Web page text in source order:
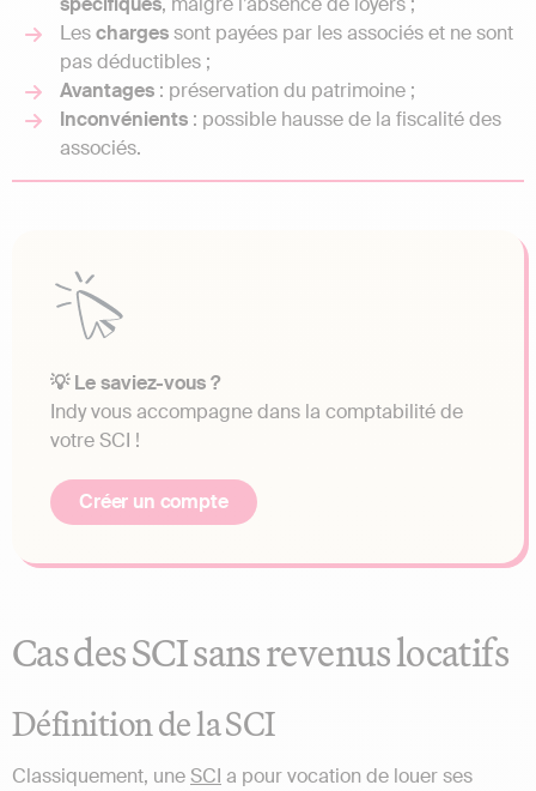
Leschargessont payées par les associés et ne sont
pas déductibles ;
Avantages : préservation du patrimoine ;
Inconvénients : possible hausse de la fiscalité des
associés.
💡 Le saviez-vous ?
Indy vous accompagne dans la comptabilité de
votre SCI !
Créer un compte
Cas des SCI sans revenus locatifs
Définition de la SCI
Classiquement, uneSCI a pour vocation de louer ses